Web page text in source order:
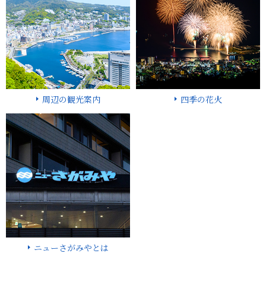
周辺の観光案内 四季の花火
ニューさがみやとは